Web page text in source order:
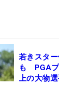
若きスタ
も PGAプ
上の大物選